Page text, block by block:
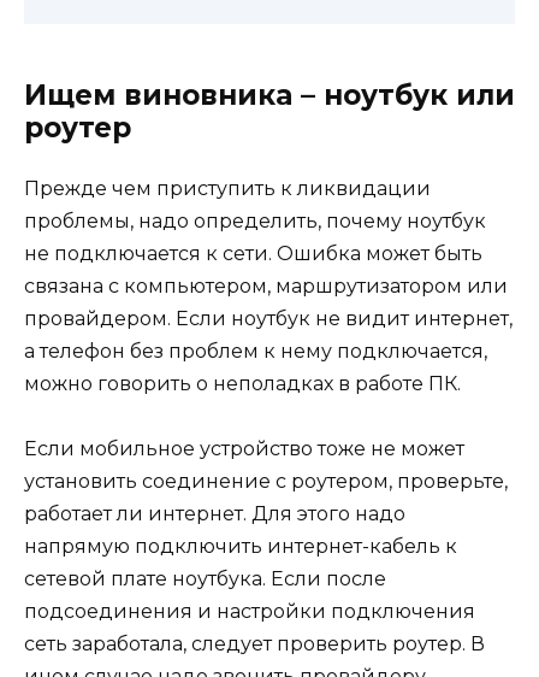
Ищем виновника – ноутбук или
роутер
Прежде чем приступить к ликвидации
проблемы, надо определить, почему ноутбук
не подключается к сети. Ошибка может быть
связана с компьютером, маршрутизатором или
провайдером. Если ноутбук не видит интернет,
а телефон без проблем к нему подключается,
можно говорить о неполадках в работе ПК.
Если мобильное устройство тоже не может
установить соединение с роутером, проверьте,
работает ли интернет. Для этого надо
напрямую подключить интернет-кабель к
сетевой плате ноутбука. Если после
подсоединения и настройки подключения
сеть заработала, следует проверить роутер. В